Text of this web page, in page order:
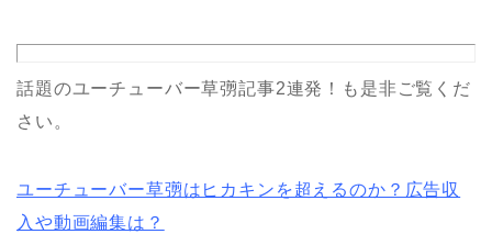
話題のユーチューバー草彅記事2連発！も是非ご覧くだ
さい。
ユーチューバー草彅はヒカキンを超えるのか？広告収
入や動画編集は？